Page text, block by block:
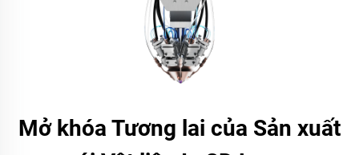
Mở khóa Tương lai của Sản xuất